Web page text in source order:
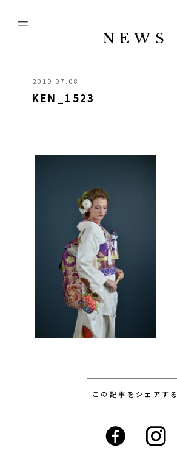
NEWS
2019.07.08
KEN_1523
この記事をシェアする